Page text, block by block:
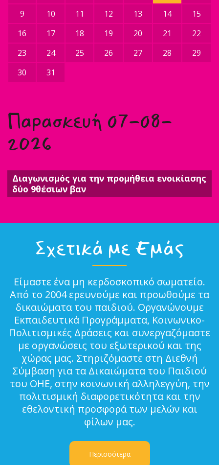
9
10 11 12 13 14
15
16
17 18 19 20 21
22
23
24 25 26 27 28
29
30
31
Παρασκευή 07-08-
2026
Διαγωνισμός για την προμήθεια ενοικίασης
δύο 9θέσιων βαν
Σχετικά με Εμάς
Είμαστε ένα μη κερδοσκοπικό σωματείο.
Από το 2004 ερευνούμε και προωθούμε τα
δικαιώματα του παιδιού. Οργανώνουμε
Εκπαιδευτικά Προγράμματα, Κοινωνικο-
Πολιτισμικές Δράσεις και συνεργαζόμαστε
με οργανώσεις του εξωτερικού και της
χώρας μας. Στηριζόμαστε στη Διεθνή
Σύμβαση για τα Δικαιώματα του Παιδιού
του ΟΗΕ, στην κοινωνική αλληλεγγύη, την
πολιτισμική διαφορετικότητα και την
εθελοντική προσφορά των μελών και
φίλων μας.
Περισσότερα